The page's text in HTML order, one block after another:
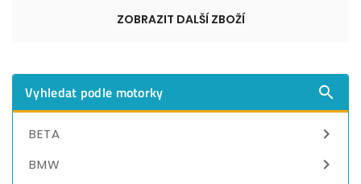
ZOBRAZIT DALŠÍ ZBOŽÍ
Vyhledat podle motorky 
BETA 
BMW 